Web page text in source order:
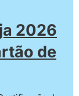
2026
de